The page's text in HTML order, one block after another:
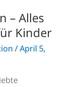
– Alles
Kinder
/April 5,